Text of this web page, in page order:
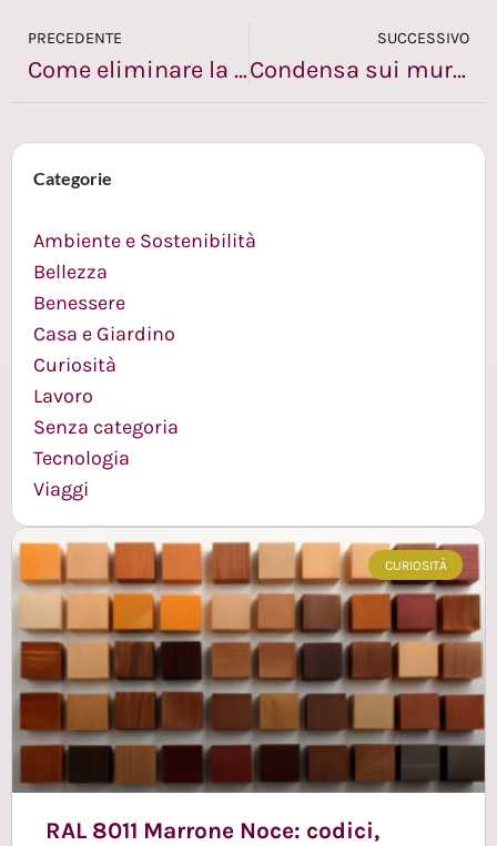
PRECEDENTE
Come eliminare la muffa dai muri: rimedi, errori da evitare e prevenzione
SUCCESSIVO
Condensa sui muri: perché si forma e come risolverla senza peggiorare la muffa
Categorie
Ambiente e Sostenibilità
Bellezza
Benessere
Casa e Giardino
Curiosità
Lavoro
Senza categoria
Tecnologia
Viaggi
CURIOSITÀ
RAL 8011 Marrone Noce: codici,